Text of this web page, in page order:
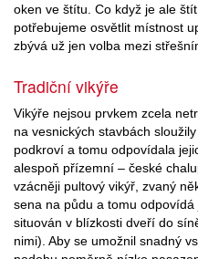
oken ve štítu. Co když je ale
potřebujeme osvětlit místnost
zbývá už jen volba mezi
Tradiční vikýře
Vikýře nejsou prvkem zcela
na vesnických stavbách
podkroví a tomu odpovídala
alespoň přízemní – české
vzácněji pultový vikýř, zvaný
sena na půdu a tomu
situován v blízkosti dveří do
nimi). Aby se umožnil snadný